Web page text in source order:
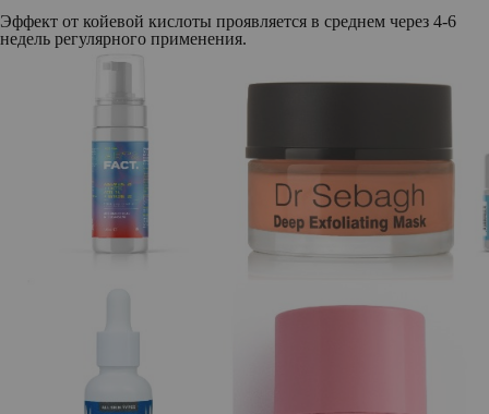
Эффект от койевой кислоты проявляется в среднем через 4-6
недель регулярного применения.